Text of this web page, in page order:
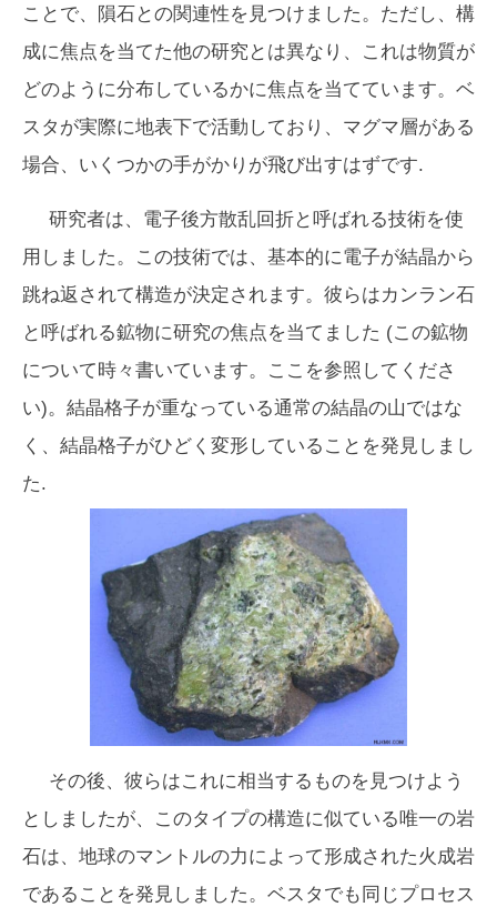
ことで、隕石との関連性を見つけました。ただし、構
成に焦点を当てた他の研究とは異なり、これは物質が
どのように分布しているかに焦点を当てています。ベ
スタが実際に地表下で活動しており、マグマ層がある
場合、いくつかの手がかりが飛び出すはずです.
研究者は、電子後方散乱回折と呼ばれる技術を使
用しました。この技術では、基本的に電子が結晶から
跳ね返されて構造が決定されます。彼らはカンラン石
と呼ばれる鉱物に研究の焦点を当てました (この鉱物
について時々書いています。ここを参照してくださ
い)。結晶格子が重なっている通常の結晶の山ではな
く、結晶格子がひどく変形していることを発見しまし
た.
その後、彼らはこれに相当するものを見つけよう
としましたが、このタイプの構造に似ている唯一の岩
石は、地球のマントルの力によって形成された火成岩
であることを発見しました。ベスタでも同じプロセス